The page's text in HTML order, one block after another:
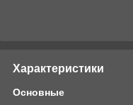
Характеристики
Основные